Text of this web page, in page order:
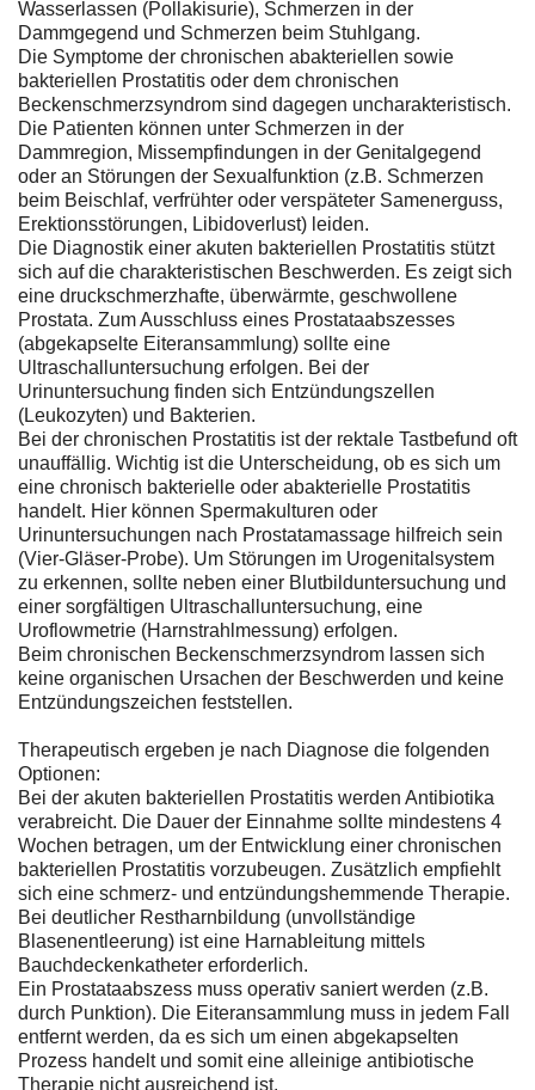
Wasserlassen (Pollakisurie), Schmerzen in der
Dammgegend und Schmerzen beim Stuhlgang.
Die Symptome der chronischen abakteriellen sowie
bakteriellen Prostatitis oder dem chronischen
Beckenschmerzsyndrom sind dagegen uncharakteristisch.
Die Patienten können unter Schmerzen in der
Dammregion, Missempfindungen in der Genitalgegend
oder an Störungen der Sexualfunktion (z.B. Schmerzen
beim Beischlaf, verfrühter oder verspäteter Samenerguss,
Erektionsstörungen, Libidoverlust) leiden.
Die Diagnostik einer akuten bakteriellen Prostatitis stützt
sich auf die charakteristischen Beschwerden. Es zeigt sich
eine druckschmerzhafte, überwärmte, geschwollene
Prostata. Zum Ausschluss eines Prostataabszesses
(abgekapselte Eiteransammlung) sollte eine
Ultraschalluntersuchung erfolgen. Bei der
Urinuntersuchung finden sich Entzündungszellen
(Leukozyten) und Bakterien.
Bei der chronischen Prostatitis ist der rektale Tastbefund oft
unauffällig. Wichtig ist die Unterscheidung, ob es sich um
eine chronisch bakterielle oder abakterielle Prostatitis
handelt. Hier können Spermakulturen oder
Urinuntersuchungen nach Prostatamassage hilfreich sein
(Vier-Gläser-Probe). Um Störungen im Urogenitalsystem
zu erkennen, sollte neben einer Blutbilduntersuchung und
einer sorgfältigen Ultraschalluntersuchung, eine
Uroflowmetrie (Harnstrahlmessung) erfolgen.
Beim chronischen Beckenschmerzsyndrom lassen sich
keine organischen Ursachen der Beschwerden und keine
Entzündungszeichen feststellen.
Therapeutisch ergeben je nach Diagnose die folgenden
Optionen:
Bei der akuten bakteriellen Prostatitis werden Antibiotika
verabreicht. Die Dauer der Einnahme sollte mindestens 4
Wochen betragen, um der Entwicklung einer chronischen
bakteriellen Prostatitis vorzubeugen. Zusätzlich empfiehlt
sich eine schmerz- und entzündungshemmende Therapie.
Bei deutlicher Restharnbildung (unvollständige
Blasenentleerung) ist eine Harnableitung mittels
Bauchdeckenkatheter erforderlich.
Ein Prostataabszess muss operativ saniert werden (z.B.
durch Punktion). Die Eiteransammlung muss in jedem Fall
entfernt werden, da es sich um einen abgekapselten
Prozess handelt und somit eine alleinige antibiotische
Therapie nicht ausreichend ist.